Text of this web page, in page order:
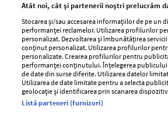
GSP
Unica
Baby
Retete
femei
Viva
Pariază responsabil! Decizia ONJN
Jocurile de noroc sunt
Atât noi, cât și partenerii noștri prelucrăm
Stocarea și/sau accesarea informațiilor de pe un
performanței reclamelor. Utilizarea profilurilor
personalizat. Dezvoltarea și îmbunătățirea
conținut personalizat. Utilizarea profilurilor
personalizate. Crearea profilurilor pentru
performanței conținutului. Înțelegerea
de date din surse diferite. Utilizarea datelor
Utilizarea de date limitate pentru a selecta
geolocație și identificarea prin scanarea
Listă parteneri (furnizori)